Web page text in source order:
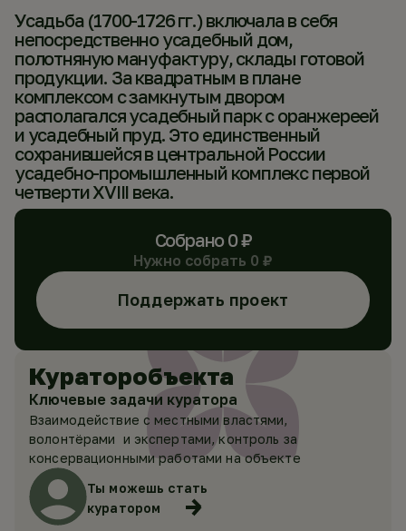
Усадьба (1700-1726 гг.) включала в себя
непосредственно усадебный дом,
полотняную мануфактуру, склады готовой
продукции. За квадратным в плане
комплексом с замкнутым двором
располагался усадебный парк с оранжереей
и усадебный пруд. Это единственный
сохранившейся в центральной России
усадебно-промышленный комплекс первой
четверти XVIII века.
Собрано0₽
Нужно собрать 0 ₽
Поддержать проект
Кураторобъекта
Ключевые задачи куратора
Взаимодействие с местными властями,
волонтёрами и экспертами, контроль за
консервационными работами на объекте
Ты можешь стать
куратором